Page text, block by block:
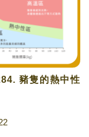
豬隻的熱中性